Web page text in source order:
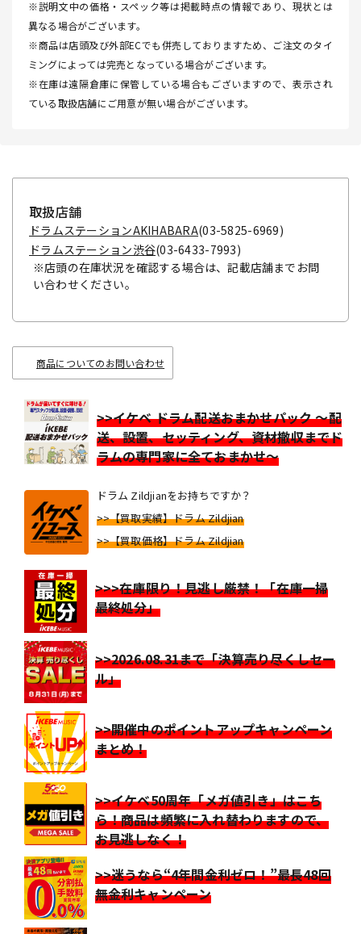
※説明文中の価格・スペック等は掲載時点の情報であり、現状とは
異なる場合がございます。
※商品は店頭及び外部ECでも併売しておりますため、ご注文のタイ
ミングによっては完売となっている場合がございます。
※在庫は遠隔倉庫に保管している場合もございますので、表示され
ている取扱店舗にご用意が無い場合がございます。
取扱店舗
ドラムステーションAKIHABARA(03-5825-6969)
ドラムステーション渋谷(03-6433-7993)
※店頭の在庫状況を確認する場合は、記載店舗までお問
い合わせください。
商品についてのお問い合わせ
>>イケベ ドラム配送おまかせパック ～配
送、設置、セッティング、資材撤収までド
ラムの専門家に全ておまかせ～
ドラム Zildjianをお持ちですか？
>>【買取実績】ドラム Zildjian
>>【買取価格】ドラム Zildjian
>>>在庫限り！見逃し厳禁！「在庫一掃
最終処分」
>>2026.08.31まで「決算売り尽くしセー
ル」
>>開催中のポイントアップキャンペーン
まとめ！
>>イケベ50周年「メガ値引き」はこち
ら！商品は頻繁に入れ替わりますので、
お見逃しなく！
>>迷うなら“4年間金利ゼロ！”最長48回
無金利キャンペーン